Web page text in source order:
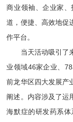
商业领袖、企业家
道，便捷、高效地促
作平台。
当天活动吸引了来
业领域46家企业、
前龙华区四大发展产
阐述。内容涉及了运
海默症的研发药系